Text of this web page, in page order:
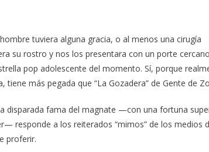
tuviera alguna gracia, o al menos una cirugía
su rostro y nos los presentara con un porte
pop adolescente del momento. Sí, porque
tiene más pegada que “La Gozadera” de Gente de
disparada fama del magnate —con una fortuna
responde a los reiterados “mimos” de los medios
proferir.